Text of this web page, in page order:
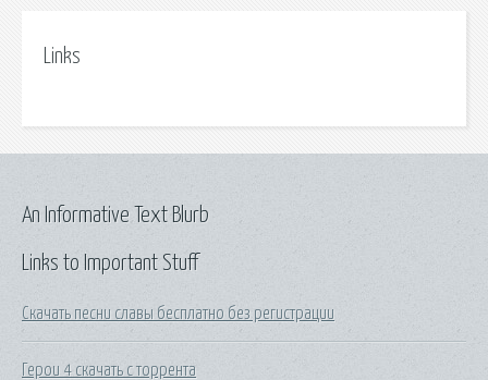
Links
Links to Important Stuff
Скачать песни славы бесплатно без регистрации
Герои 4 скачать с торрента
An Informative Text Blurb